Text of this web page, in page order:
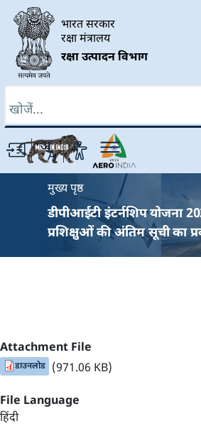
Skip to main content
भारत सरकार
रक्षा मंत्रालय
रक्षा उत्पादन विभाग
मुख्य पृष्ठ
डीपीआईटी इंटर्नशिप योजना
प्रशिक्षुओं की अंतिम सूची का
Attachment File
डाउनलोड (971.06 KB)
File Language
हिंदी